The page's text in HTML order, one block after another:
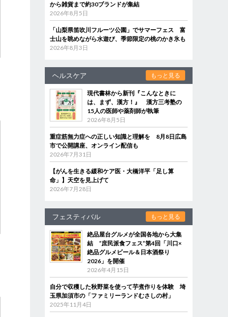
から雑貨まで約30ブランドが集結
2026年8月5日
「山梨県笛吹川フルーツ公園」でサマーフェス 富
士山を眺めながら水遊び、季節限定の桃のかき氷も
2026年8月3日
ヘルスケア もっと見る
現代書林から新刊『こんなときに
は、まず、漢方！』 漢方三考塾の
15人の医師や薬剤師が執筆
2026年8月5日
重症筋無力症への正しい知識と理解を 8月8日広島
市で公開講座、オンライン配信も
2026年7月31日
【がんを生きる緩和ケア医・大橋洋平「足し算
命」】天空を見上げて
2026年7月28日
フェスティバル もっと見る
絶品屋台グルメが全国各地から大集
結 “庶民派食フェス”第4回「川口×
絶品グルメビール＆日本酒祭り
2026」を開催
2026年4月15日
自分で収穫した秋野菜を使って芋煮作りを体験 埼
玉県加須市の「ファミリーランドむさしの村」
2025年11月4日